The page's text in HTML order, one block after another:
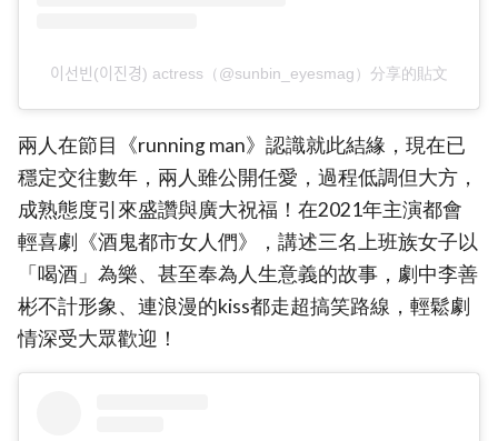
이선빈(이진경) actress（@sunbin_eyesmag）分享的貼文
兩人在節目《running man》認識就此結緣，現在已
穩定交往數年，兩人雖公開任愛，過程低調但大方，
成熟態度引來盛讚與廣大祝福！在2021年主演都會
輕喜劇《酒鬼都市女人們》，講述三名上班族女子以
「喝酒」為樂、甚至奉為人生意義的故事，劇中李善
彬不計形象、連浪漫的kiss都走超搞笑路線，輕鬆劇
情深受大眾歡迎！